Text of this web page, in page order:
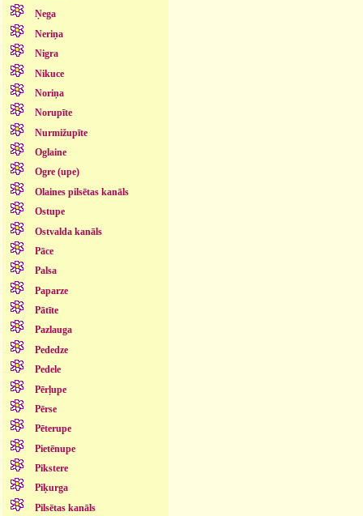
Ņega
Neriņa
Nigra
Nikuce
Noriņa
Norupīte
Nurmižupīte
Oglaine
Ogre (upe)
Olaines pilsētas kanāls
Ostupe
Ostvalda kanāls
Pāce
Palsa
Paparze
Pātīte
Pazlauga
Pededze
Pedele
Pērļupe
Pērse
Pēterupe
Pietēnupe
Pikstere
Piķurga
Pilsētas kanāls